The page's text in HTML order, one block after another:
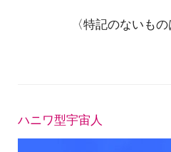
〈特記のないも
ハニワ型宇宙人